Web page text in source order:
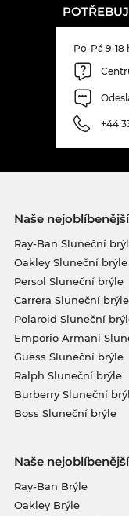
Po-Pá 9-18
+44
Naše
Ray-Ban Sluneční
Oakley Sluneční brýle
Persol Sluneční brýle
Carrera Sluneční brýle
Polaroid Sluneční
Emporio Armani
Guess Sluneční brýle
Ralph Sluneční brýle
Burberry Sluneční
Boss Sluneční brýle
Naše
Ray-Ban Brýle
Oakley Brýle